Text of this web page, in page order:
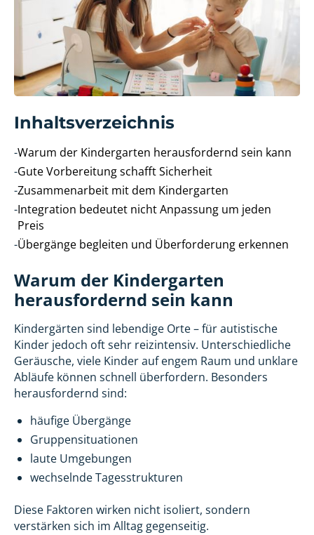
Inhaltsverzeichnis
-Warum der Kindergarten herausfordernd sein kann
-Gute Vorbereitung schafft Sicherheit
-Zusammenarbeit mit dem Kindergarten
-Integration bedeutet nicht Anpassung um jeden
Preis
-Übergänge begleiten und Überforderung erkennen
Warum der Kindergarten
herausfordernd sein kann
Kindergärten sind lebendige Orte – für autistische
Kinder jedoch oft sehr reizintensiv. Unterschiedliche
Geräusche, viele Kinder auf engem Raum und unklare
Abläufe können schnell überfordern. Besonders
herausfordernd sind:
häufige Übergänge
Gruppensituationen
laute Umgebungen
wechselnde Tagesstrukturen
Diese Faktoren wirken nicht isoliert, sondern
verstärken sich im Alltag gegenseitig.